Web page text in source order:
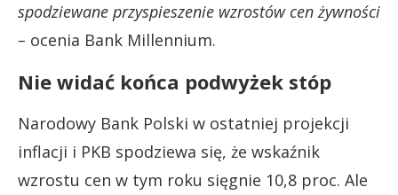
spodziewane przyspieszenie wzrostów cen żywności
– ocenia Bank Millennium.
Nie widać końca podwyżek stóp
Narodowy Bank Polski w ostatniej projekcji
inflacji i PKB spodziewa się, że wskaźnik
wzrostu cen w tym roku sięgnie 10,8 proc. Ale